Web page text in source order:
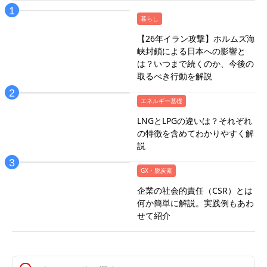
暮らし
【26年イラン攻撃】ホルムズ海
峡封鎖による日本への影響と
は？いつまで続くのか、今後の
取るべき行動を解説
エネルギー基礎
LNGとLPGの違いは？それぞれ
の特徴を含めてわかりやすく解
説
GX・脱炭素
企業の社会的責任（CSR）とは
何か簡単に解説。実践例もあわ
せて紹介